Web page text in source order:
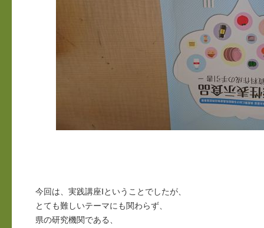
今回は、実践講座Ⅰということでしたが、
とても難しいテーマにも関わらず、
県の研究機関である、